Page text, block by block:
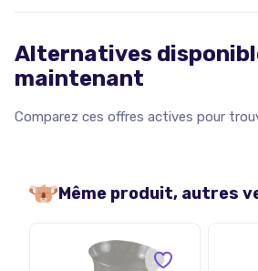
Alternatives
maintenant
Comparez ces offres actives pour
Même produit, autres